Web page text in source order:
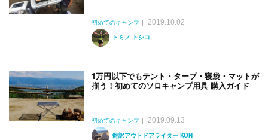
初めてのキャンプ
2019.10.02
トミノ トシコ
1万円以下でもテント・タープ・寝袋・マットが
揃う！初めてのソロキャンプ用具 購入ガイド
初めてのキャンプ
2019.09.13
翻訳アウトドアライター KON